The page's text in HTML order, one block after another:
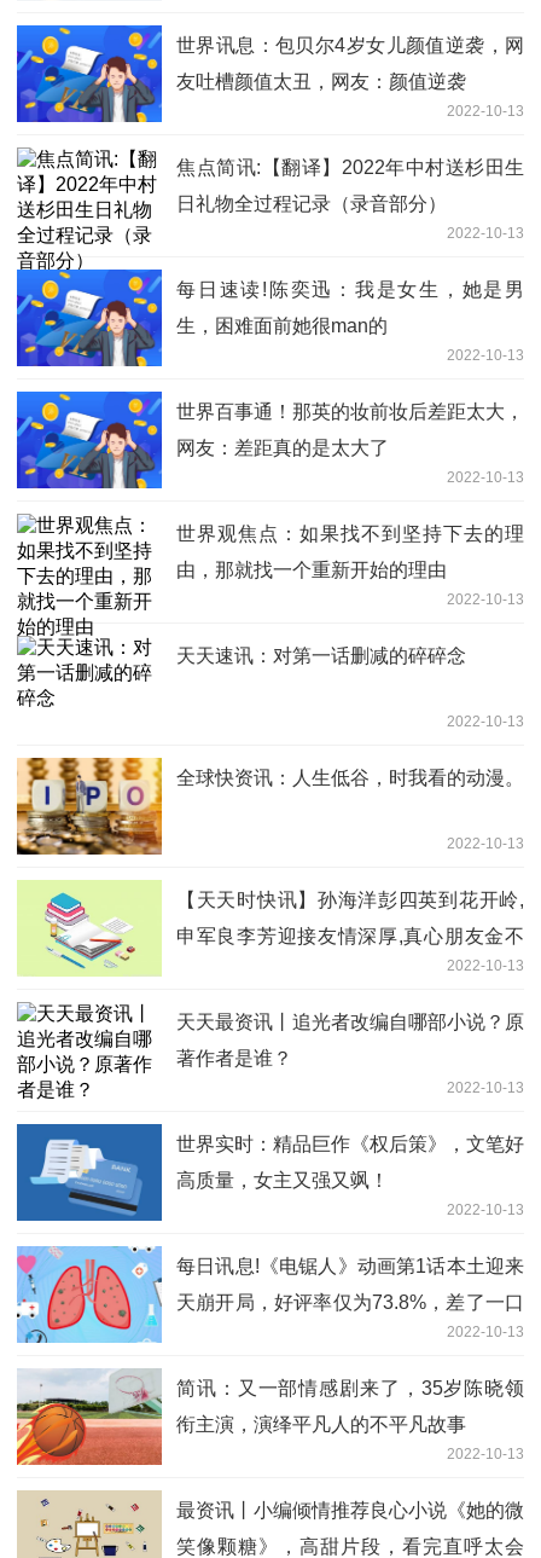
世界讯息：包贝尔4岁女儿颜值逆袭，网
友吐槽颜值太丑，网友：颜值逆袭
2022-10-13
焦点简讯:【翻译】2022年中村送杉田生
日礼物全过程记录（录音部分）
2022-10-13
每日速读!陈奕迅：我是女生，她是男
生，困难面前她很man的
2022-10-13
世界百事通！那英的妆前妆后差距太大，
网友：差距真的是太大了
2022-10-13
世界观焦点：如果找不到坚持下去的理
由，那就找一个重新开始的理由
2022-10-13
天天速讯：对第一话删减的碎碎念
2022-10-13
全球快资讯：人生低谷，时我看的动漫。
2022-10-13
【天天时快讯】孙海洋彭四英到花开岭,
申军良李芳迎接友情深厚,真心朋友金不
2022-10-13
天天最资讯丨追光者改编自哪部小说？原
著作者是谁？
2022-10-13
世界实时：精品巨作《权后策》，文笔好
高质量，女主又强又飒！
2022-10-13
每日讯息!《电锯人》动画第1话本土迎来
天崩开局，好评率仅为73.8%，差了一口
2022-10-13
简讯：又一部情感剧来了，35岁陈晓领
衔主演，演绎平凡人的不平凡故事
2022-10-13
最资讯丨小编倾情推荐良心小说《她的微
笑像颗糖》，高甜片段，看完直呼太会